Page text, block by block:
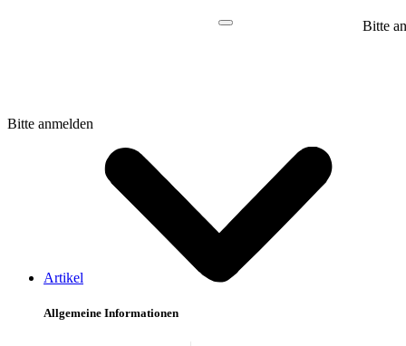
Bitte
Bitte anmelden
Artikel
Allgemeine Informationen